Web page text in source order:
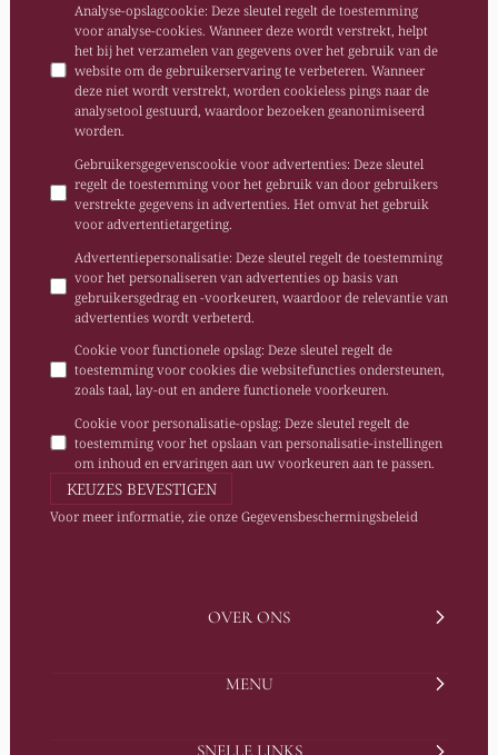
Analyse-opslagcookie: Deze sleutel regelt de toestemming
voor analyse-cookies. Wanneer deze wordt verstrekt, helpt
het bij het verzamelen van gegevens over het gebruik van de
website om de gebruikerservaring te verbeteren. Wanneer
deze niet wordt verstrekt, worden cookieless pings naar de
analysetool gestuurd, waardoor bezoeken geanonimiseerd
worden.
Gebruikersgegevenscookie voor advertenties: Deze sleutel
regelt de toestemming voor het gebruik van door gebruikers
verstrekte gegevens in advertenties. Het omvat het gebruik
voor advertentietargeting.
Advertentiepersonalisatie: Deze sleutel regelt de toestemming
voor het personaliseren van advertenties op basis van
gebruikersgedrag en -voorkeuren, waardoor de relevantie van
advertenties wordt verbeterd.
Cookie voor functionele opslag: Deze sleutel regelt de
toestemming voor cookies die websitefuncties ondersteunen,
zoals taal, lay-out en andere functionele voorkeuren.
Cookie voor personalisatie-opslag: Deze sleutel regelt de
toestemming voor het opslaan van personalisatie-instellingen
om inhoud en ervaringen aan uw voorkeuren aan te passen.
KEUZES BEVESTIGEN
Voor meer informatie, zie onzeGegevensbeschermingsbeleid
OVER ONS
MENU
SNELLE LINKS